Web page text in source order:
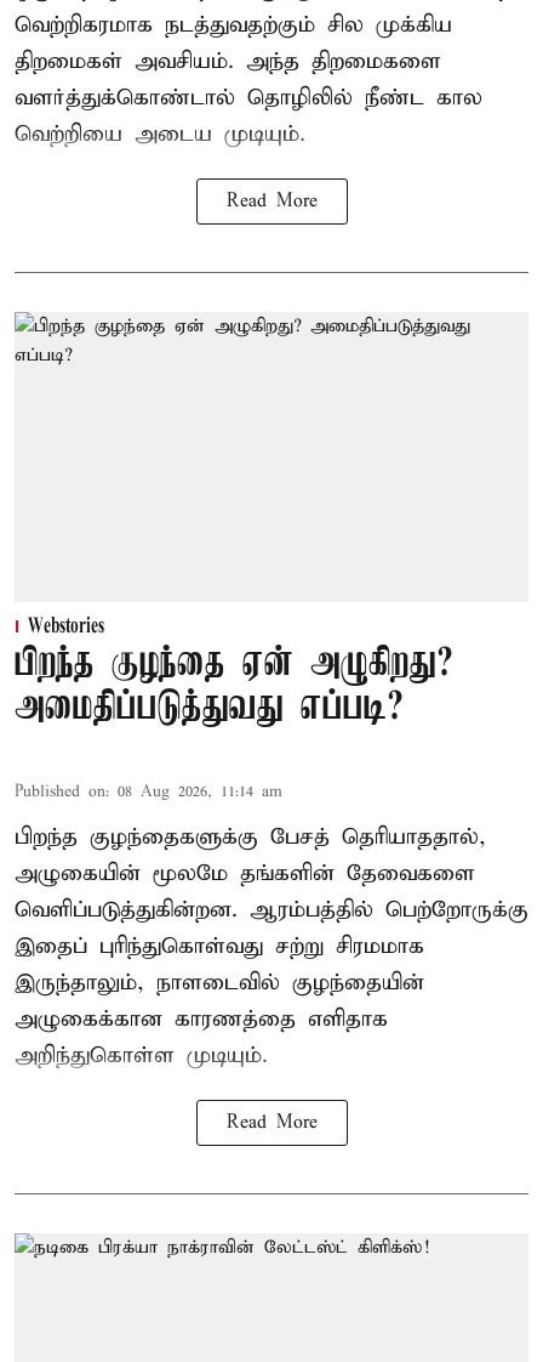
வெற்றிகரமாக நடத்துவதற்கும் சில முக்கிய
திறமைகள் அவசியம். அந்த திறமைகளை
வளர்த்துக்கொண்டால் தொழிலில் நீண்ட கால
வெற்றியை அடைய முடியும்.
Read More
Webstories
பிறந்த குழந்தை ஏன் அழுகிறது?
அமைதிப்படுத்துவது எப்படி?
Published on: 08 Aug 2026, 11:14 am
பிறந்த குழந்தைகளுக்கு பேசத் தெரியாததால்,
அழுகையின் மூலமே தங்களின் தேவைகளை
வெளிப்படுத்துகின்றன. ஆரம்பத்தில் பெற்றோருக்கு
இதைப் புரிந்துகொள்வது சற்று சிரமமாக
இருந்தாலும், நாளடைவில் குழந்தையின்
அழுகைக்கான காரணத்தை எளிதாக
அறிந்துகொள்ள முடியும்.
Read More